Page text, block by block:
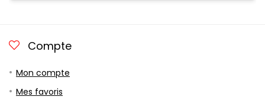
Compte
Mon compte
Mes favoris